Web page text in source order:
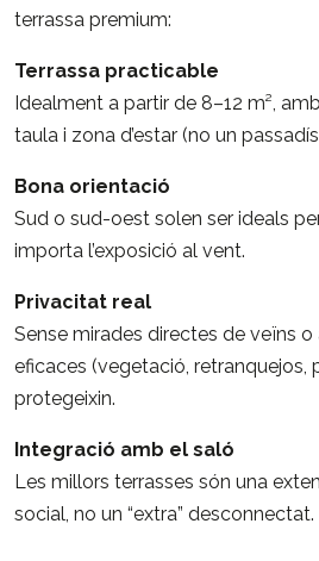
terrassa premium:
Terrassa practicable
Idealment a partir de 8–12 m²,
taula i zona d’estar (no un
Bona orientació
Sud o sud-oest solen ser ideals
importa l’exposició al vent.
Privacitat real
Sense mirades directes de veïns
eficaces (vegetació, retranquejos,
protegeixin.
Integració amb el saló
Les millors terrasses són una
social, no un “extra” desconnectat.